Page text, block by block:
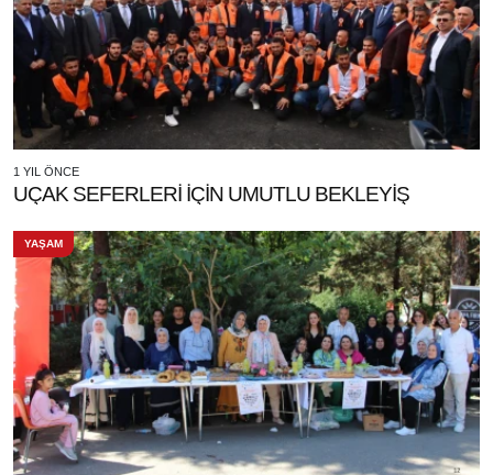
1 YIL ÖNCE
UÇAK SEFERLERİ İÇİN UMUTLU BEKLEYİŞ
YAŞAM